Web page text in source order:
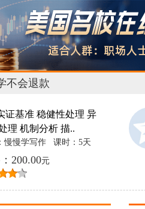
不会退款
证基准 稳健性处理 异
理 机制分析 描..
慢慢学写作 课时：5天
200.00元